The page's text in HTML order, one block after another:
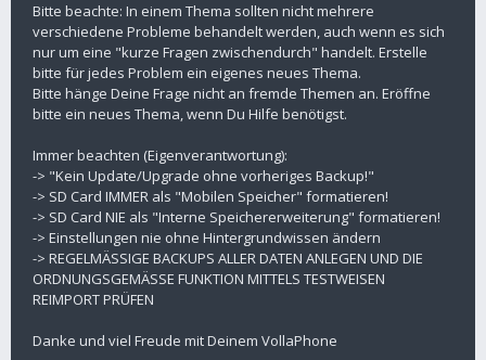
Bitte beachte: In einem Thema sollten nicht mehrere
verschiedene Probleme behandelt werden, auch wenn es sich
nur um eine "kurze Fragen zwischendurch" handelt. Erstelle
bitte für jedes Problem ein eigenes neues Thema.
Bitte hänge Deine Frage nicht an fremde Themen an. Eröffne
bitte ein neues Thema, wenn Du Hilfe benötigst.
Immer beachten (Eigenverantwortung):
-> "Kein Update/Upgrade ohne vorheriges Backup!"
-> SD Card IMMER als "Mobilen Speicher" formatieren!
-> SD Card NIE als "Interne Speichererweiterung" formatieren!
-> Einstellungen nie ohne Hintergrundwissen ändern
-> REGELMÄSSIGE BACKUPS ALLER DATEN ANLEGEN UND DIE
ORDNUNGSGEMÄSSE FUNKTION MITTELS TESTWEISEN
REIMPORT PRÜFEN
Danke und viel Freude mit Deinem VollaPhone